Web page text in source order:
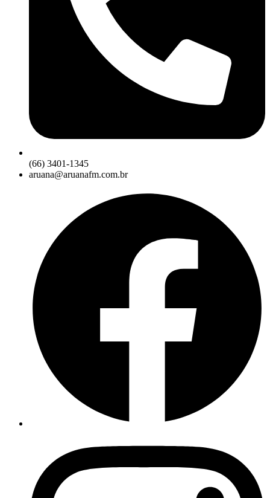
(66) 3401-1345
aruana@aruanafm.com.br